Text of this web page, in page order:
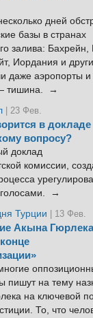
дней
базы в странах
залива: Бахрейн,
Иордания и
даже аэропорты
тишина. →
| 23 Фев.
в докладе
вопросу?
доклад
комиссии,
голосами. →
Турции
| 13 Фев.
Акына
пишут на тему
на ключевой
То, что